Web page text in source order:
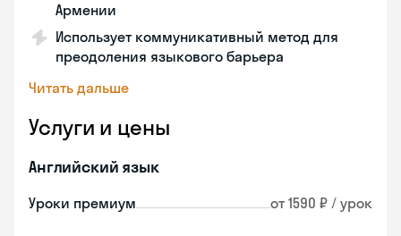
Армении
Использует коммуникативный метод для
преодоления языкового барьера
Читать дальше
Услуги и цены
Английский язык
Уроки премиум от 1590 ₽ / урок